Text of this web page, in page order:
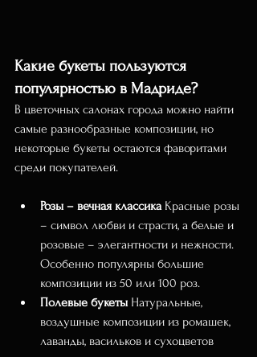
Какие букеты пользуются
популярностью в Мадриде?
В цветочных салонах города можно найти
самые разнообразные композиции, но
некоторые букеты остаются фаворитами
среди покупателей.
Розы – вечная классика Красные розы
– символ любви и страсти, а белые и
розовые – элегантности и нежности.
Особенно популярны большие
композиции из 50 или 100 роз.
Полевые букеты Натуральные,
воздушные композиции из ромашек,
лаванды, васильков и сухоцветов